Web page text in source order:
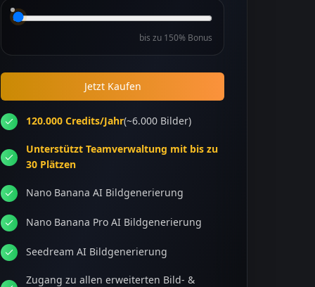
bis zu 150% Bonus
Jetzt Kaufen
120.000 Credits/Jahr(~6.000 Bilder)
Unterstützt Teamverwaltung mit bis zu
30 Plätzen
Nano Banana AI Bildgenerierung
Nano Banana Pro AI Bildgenerierung
Seedream AI Bildgenerierung
Zugang zu allen erweiterten Bild- &